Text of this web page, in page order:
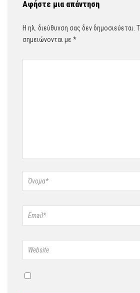
Αφήστε μια απάντηση
Η ηλ. διεύθυνση σας δεν δημοσιεύεται.
σημειώνονται με *